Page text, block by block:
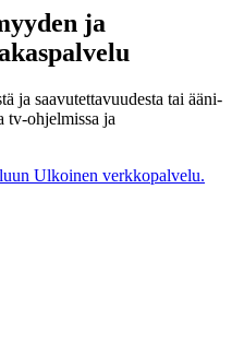
ja
ja saavutettavuudesta tai ääni-
tv-ohjelmissa ja
Ulkoinen verkkopalvelu.